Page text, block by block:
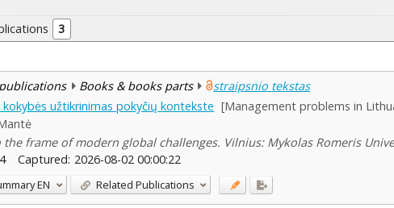
3
Books & books parts straipsnio tekstas
užtikrinimas pokyčių kontekste [Management problems in
frame of modern global challenges. Vilnius: Mykolas Romeris
4 Captured: 2026-08-02 00:00:22
EN Related Publications